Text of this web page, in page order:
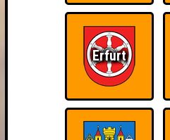
Erfurt